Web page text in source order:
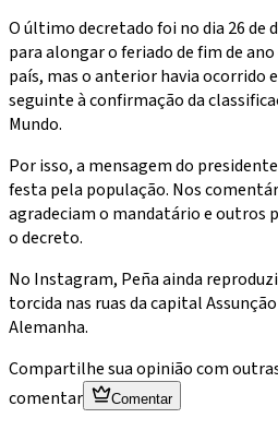
O último decretado foi no dia 26 de
para alongar o feriado de fim de
país, mas o anterior havia ocorrido
seguinte à confirmação da
Mundo.
Por isso, a mensagem do
festa pela população. Nos
agradeciam o mandatário e outros
o decreto.
No Instagram, Peña ainda
torcida nas ruas da capital
Alemanha.
Compartilhe sua opinião com
comentar
Comentar